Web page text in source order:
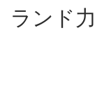
ランド